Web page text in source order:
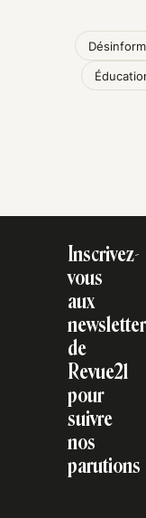
Inscrivez-
vous
aux
de
Revue21
pour
suivre
nos
parutions